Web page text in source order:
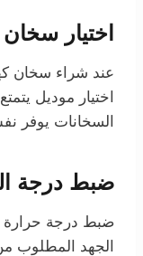
اختيار
عند شراء سخان
اختيار موديل
السخانات يوفر
ضبط درجة
ضبط درجة حرارة
الجهد المطلوب